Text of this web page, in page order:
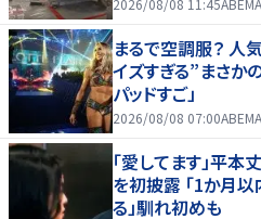
2026/08/08 11:45ABEMA
まるで空調服？ 人
イズすぎる”まさか
パッドすご」
2026/08/08 07:00ABEMA
「愛してます」平
を初披露 「1か月
る」馴れ初めも